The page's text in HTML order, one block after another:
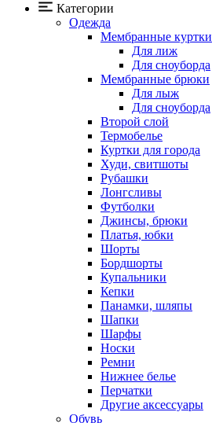
Категории
Одежда
Мембранные куртки
Для лиж
Для сноуборда
Мембранные брюки
Для лыж
Для сноуборда
Второй слой
Термобелье
Куртки для города
Худи, свитшоты
Рубашки
Лонгсливы
Футболки
Джинсы, брюки
Платья, юбки
Шорты
Бордшорты
Купальники
Кепки
Панамки, шляпы
Шапки
Шарфы
Носки
Ремни
Нижнее белье
Перчатки
Другие аксессуары
Обувь